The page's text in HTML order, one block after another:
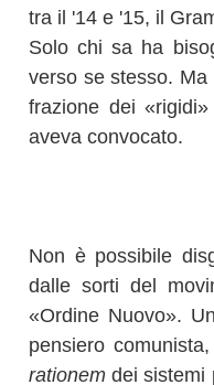
tra il '14 e '15, il
Solo chi sa ha
verso se stesso.
frazione dei
aveva convocato.
Non è possibile
dalle sorti del
«Ordine Nuovo».
pensiero
rationem dei sistemi